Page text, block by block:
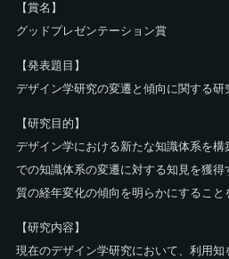
【賞名】
グッドプレゼンテーション賞
【発表題目】
デザイン学研究の変遷と傾向に関する研
【研究目的】
デザイン学における新たな知識体系を構
での知識体系の変遷に対する知見を獲
質の経年変化の傾向を明らかにすること
【研究内容】
現在のデザイン学研究において、利用